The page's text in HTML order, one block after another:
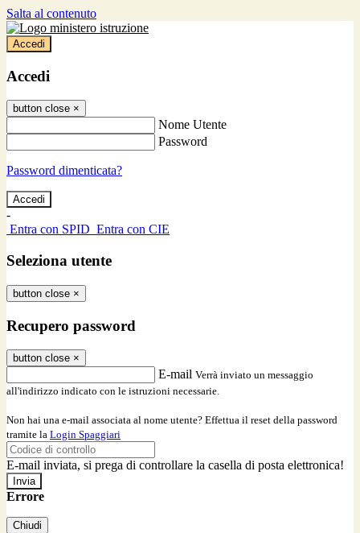
Salta al contenuto
Accedi
Accedi
button close ×
Nome Utente
Password
Password dimenticata?
-
Entra con SPID Entra con CIE
Seleziona utente
button close ×
Recupero password
button close ×
E-mail Verrà inviato un messaggio
all'indirizzo indicato con le istruzioni necessarie.
Non hai una e-mail associata al nome utente? Effettua il reset della password
tramite la Login Spaggiari
E-mail inviata, si prega di controllare la casella di posta elettronica!
Errore
Chiudi